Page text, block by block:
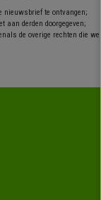
nieuwsbrief te ontvangen;
aan derden doorgegeven;
de overige rechten die we